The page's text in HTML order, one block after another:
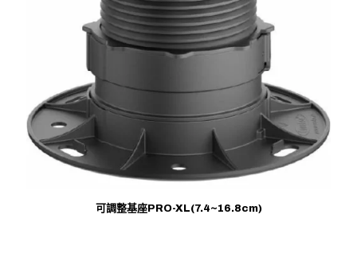
可調整基座PRO-XL(7.4~16.8cm)